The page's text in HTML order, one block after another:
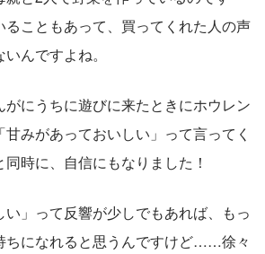
ることもあって、買ってくれた人の声
んですよね。
がにうちに遊びに来たときにホウレン
みがあっておいしい」って言ってく
時に、自信にもなりました！
」って反響が少しでもあれば、もっ
ちになれると思うんですけど……徐々